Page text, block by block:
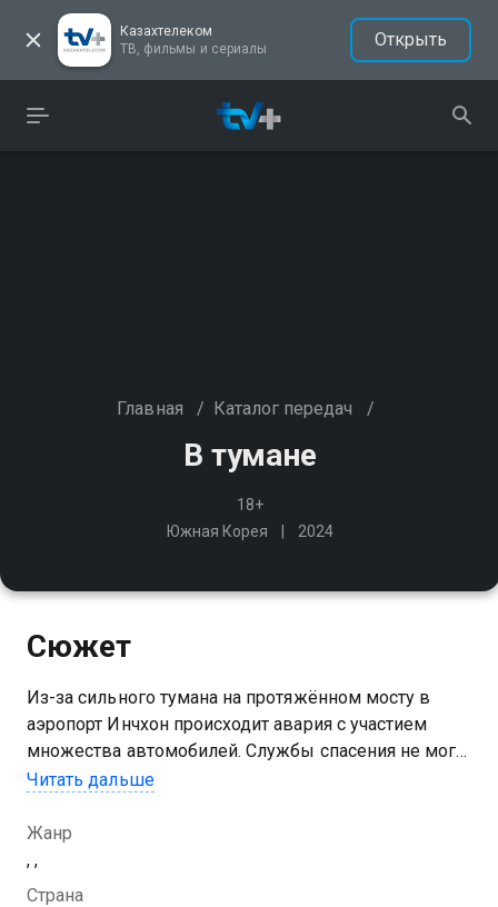
Казахтелеком
ТВ, фильмы и сериалы
Открыть
Главная / Каталог передач /
В тумане
18+
Южная Корея
2024
Сюжет
Из-за сильного тумана на протяжённом мосту в
аэропорт Инчхон происходит авария с участием
множества автомобилей. Службы спасения не могут
быстро добраться до места происшествия, и
Читать дальше
Жанр
, ,
Страна